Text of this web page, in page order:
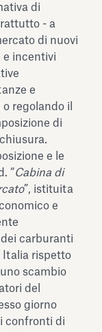
di
- a
di nuovi
e incentivi
e
regolando il
di
e le
“Cabina di
”, istituita
e
dei carburanti
Italia rispetto
scambio
del
giorno
confronti di